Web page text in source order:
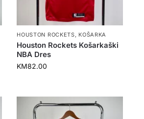
HOUSTON ROCKETS, KOŠARKA
Houston Rockets Košarkaški
NBA Dres
KM82.00